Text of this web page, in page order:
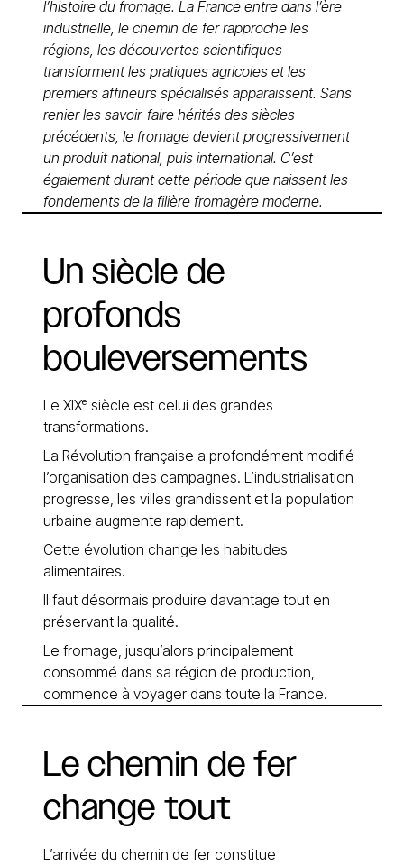
l’histoire du fromage. La France entre dans l’ère
industrielle, le chemin de fer rapproche les
régions, les découvertes scientifiques
transforment les pratiques agricoles et les
premiers affineurs spécialisés apparaissent. Sans
renier les savoir-faire hérités des siècles
précédents, le fromage devient progressivement
un produit national, puis international. C’est
également durant cette période que naissent les
fondements de la filière fromagère moderne.
Un siècle de
profonds
bouleversements
Le XIXᵉ siècle est celui des grandes
transformations.
La Révolution française a profondément modifié
l’organisation des campagnes. L’industrialisation
progresse, les villes grandissent et la population
urbaine augmente rapidement.
Cette évolution change les habitudes
alimentaires.
Il faut désormais produire davantage tout en
préservant la qualité.
Le fromage, jusqu’alors principalement
consommé dans sa région de production,
commence à voyager dans toute la France.
Le chemin de fer
change tout
L’arrivée du chemin de fer constitue